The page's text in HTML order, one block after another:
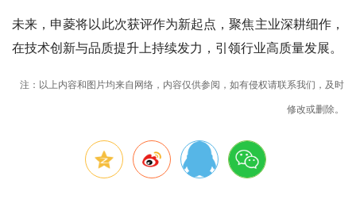
未来，申菱将以此次获评作为新起点，聚焦主业深耕细作，
在技术创新与品质提升上持续发力，引领行业高质量发展。
注：以上内容和图片均来自网络，内容仅供参阅，如有侵权请联系我们，及时
修改或删除。